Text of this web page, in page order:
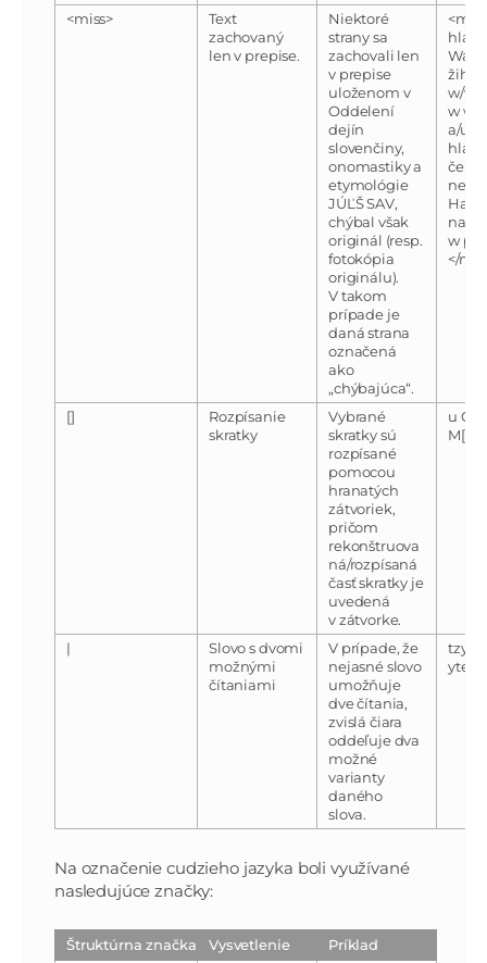
<miss>
Text
zachovaný
len v prepise.
Niektoré
strany sa
zachovali len
v prepise
uloženom v
Oddelení
dejín
slovenčiny,
onomastiky a
etymológie
JÚĽŠ SAV,
chýbal však
originál (resp.
fotokópia
originálu).
V takom
prípade je
daná strana
označená
ako
„chýbajúca“.
War
w/
w
a/
na/
w
</
[]
Rozpísanie
skratky
Vybrané
skratky sú
rozpísané
pomocou
hranatých
zátvoriek,
pričom
rekonštruova
ná/rozpísaná
časť skratky je
uvedená
v zátvorke.
u
|
Slovo s dvomi
možnými
čítaniami
V prípade, že
nejasné slovo
umožňuje
dve čítania,
zvislá čiara
oddeľuje dva
možné
varianty
daného
slova.
Na označenie cudzieho jazyka boli využívané
nasledujúce značky:
Štruktúrna značka Vysvetlenie
Príklad